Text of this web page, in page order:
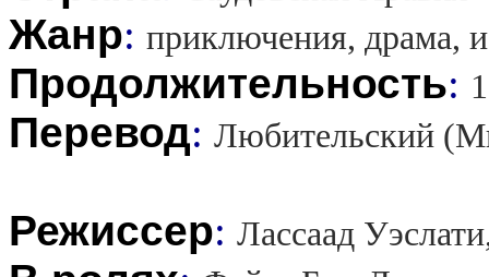
Жанр: приключения, драма,
Продолжительность:
Перевод: Любительский
Режиссер: Лассаад